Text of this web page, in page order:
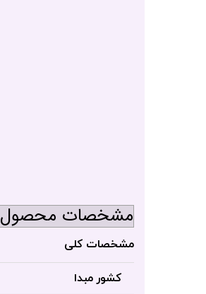
مشخصات محصول
مشخصات کلی
کشور مبدا